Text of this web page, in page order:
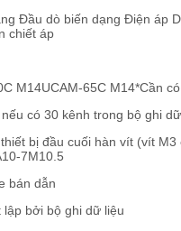
Đầu dò biến dạng Điện áp
chiết áp
M14UCAM-65C M14*Cần
có 30 kênh trong bộ ghi
bị đầu cuối hàn vít (vít
7M10.5
bán dẫn
bởi bộ ghi dữ liệu